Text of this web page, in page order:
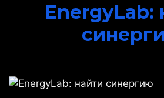
EnergyLab: